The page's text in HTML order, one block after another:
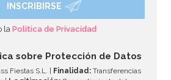
Burdeos 43 cm
INSCRIBIRSE
laPolítica de Privacidad
sobre Protección de Datos
Fiestas S.L. | Finalidad: Transferencias